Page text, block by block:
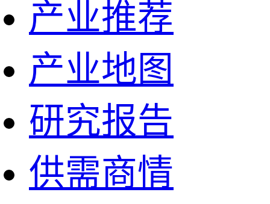
产业推荐
产业地图
研究报告
供需商情